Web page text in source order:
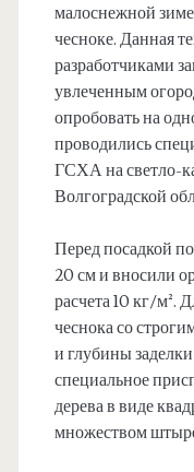
малоснежной
чесноке. Данная
разработчиками
увлеченным
опробовать на
проводились
ГСХА на светло-
Волгоградской
Перед посадкой
20 см и вносили
расчета 10 кг/м².
чеснока со
и глубины
специальное
дерева в виде
множеством